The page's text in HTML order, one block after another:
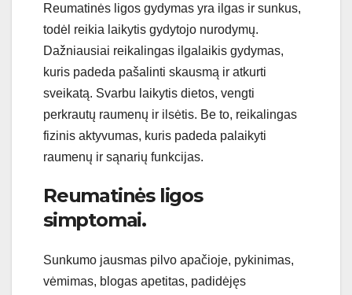
Reumatinės ligos gydymas yra il gas ir sunkus,
todė reikia laikytis gydytojo nurodymų.
Dažniausiai reikalingas il galaikis gydymas,
kuris padeda pašal inti skausmą ir atkurti
sveikatą. Svarbu laikytis dietos, vengti
perkrautų raumenų ir il sėtis. Be to, reikalingas
fizinis aktyvumas, kuris padeda palaikyti
raumenų ir sąnarių funkcijas.
Reumatinėsligos
simptomai.
Sunkumo jausmas pil vo apačioje, pykinimas,
vėmimas, blogas apetitas, padidėjęs